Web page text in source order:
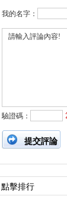
我的名字：
驗證碼：
點擊排行